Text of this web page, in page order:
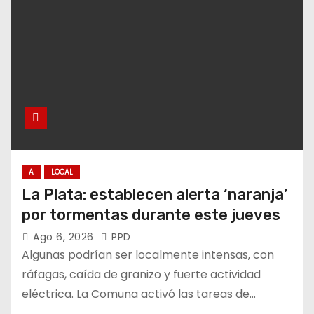
A LOCAL
La Plata: establecen alerta ‘naranja’
por tormentas durante este jueves
Ago 6, 2026 PPD
Algunas podrían ser localmente intensas, con
ráfagas, caída de granizo y fuerte actividad
eléctrica. La Comuna activó las tareas de…